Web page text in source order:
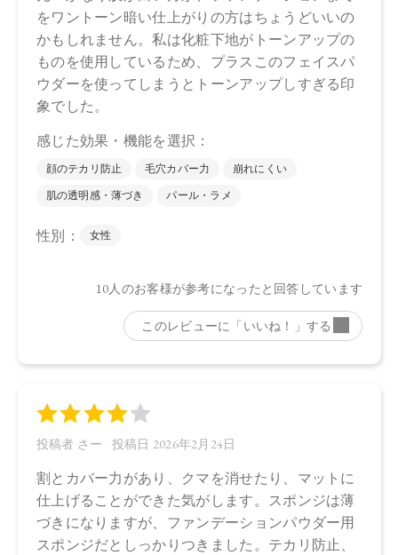
●パッケージはリニューアル等の理由により、写真と異なる場
合がございます。
●パッケージのリニューアル等の理由により、成分・処方が記
載と異なる場合がございます。
●予告なくパッケージ仕様が変更になる場合がございます。